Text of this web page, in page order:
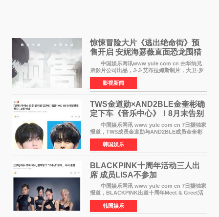
惊悚冒险大片《逃出绝命街》预
售开启 安妮海瑟薇直面恐龙围猎
中国娱乐网讯www yule com cn 由华纳兄
弟影片公司出品，J·J·艾布拉姆斯制片，大卫·罗
伯特·米切尔执导，好莱坞巨星安妮·海瑟薇和伊万
·麦克格雷格领衔主演的2026暑期惊悚冒险大片
《逃出绝
影视新闻
TWS金道勋×AND2BLE金奎彬确
定下车《音乐中心》！8月末告别
MC席位
中国娱乐网讯 www yule com cn 7日据独家
报道，TWS成员金道勋与AND2BLE成员金奎彬
将于8月离开《音乐中心》MC的位置。 金道
勋与金奎彬于去年3月与H2H A-NA一起被选为
《音乐中心》MC，约1
韩国娱乐
BLACKPINK十周年活动三人出
席 成员LISA不参加
中国娱乐网讯 www yule com cn 7日据独家
报道，BLACKPINK出道十周年Meet & Greet活
动将由智秀、ROS&Eacute;、JENNIE出席，
LISA将缺席。 此前BLACKPINK所属社YG并
未为组合出道十周年做
韩国娱乐